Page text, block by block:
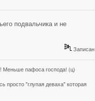
подвальчика и не
Записан
Меньше пафоса господа! (ц)
просто "глупая деваха" которая